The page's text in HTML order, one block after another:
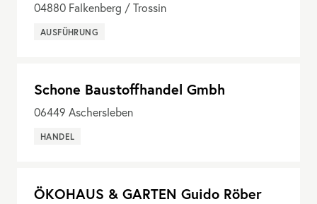
04880 Falkenberg / Trossin
AUSFÜHRUNG
Schone Baustoffhandel Gmbh
06449 Aschersleben
HANDEL
ÖKOHAUS & GARTEN Guido Röber